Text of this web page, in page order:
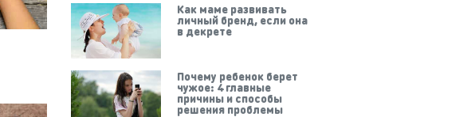
Как маме развивать
личный бренд, если она
в декрете
Почему ребенок берет
чужое: 4 главные
причины и способы
решения проблемы